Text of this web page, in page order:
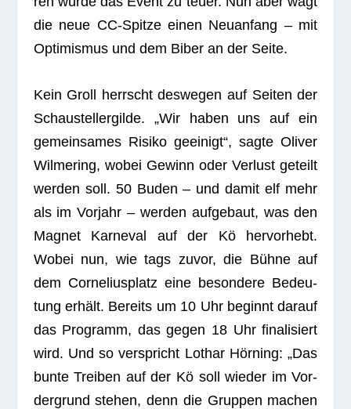
die neue CC-Spitze einen Neu­an­fang – mit
Opti­mis­mus und dem Biber an der Seite.
Kein Groll herrscht des­we­gen auf Sei­ten der
Schau­stel­ler­gilde. „Wir haben uns auf ein
gemein­sa­mes Risiko geei­nigt“, sagte Oli­ver
Wil­me­ring, wobei Gewinn oder Ver­lust geteilt
wer­den soll. 50 Buden – und damit elf mehr
als im Vor­jahr – wer­den auf­ge­baut, was den
Magnet Kar­ne­val auf der Kö her­vor­hebt.
Wobei nun, wie tags zuvor, die Bühne auf
dem Cor­ne­li­us­platz eine beson­dere Bedeu­
tung erhält. Bereits um 10 Uhr beginnt dar­auf
das Pro­gramm, das gegen 18 Uhr fina­li­siert
wird. Und so ver­spricht Lothar Hör­ning: „Das
bunte Trei­ben auf der Kö soll wie­der im Vor­
der­grund ste­hen, denn die Grup­pen machen